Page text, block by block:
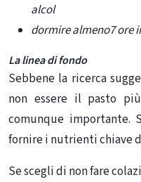
alcol
dormire almeno7 ore
La linea di fondo
Sebbene la ricerca
non essere il pasto
comunque importante.
fornire i nutrienti chiave
Se scegli di non fare